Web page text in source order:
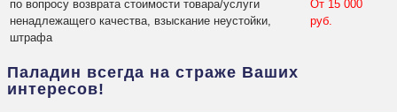
по вопросу возврата стоимости товара/услуги
ненадлежащего качества, взыскание неустойки,
штрафа
От 15 000
руб.
Паладин всегда на страже Ваших
интересов!